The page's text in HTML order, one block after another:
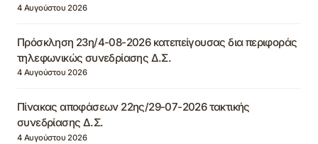
4 Αυγούστου 2026
Πρόσκληση 23η/4-08-2026 κατεπείγουσας δια περιφοράς
τηλεφωνικώς συνεδρίασης Δ.Σ.
4 Αυγούστου 2026
Πίνακας αποφάσεων 22ης/29-07-2026 τακτικής
συνεδρίασης Δ.Σ.
4 Αυγούστου 2026